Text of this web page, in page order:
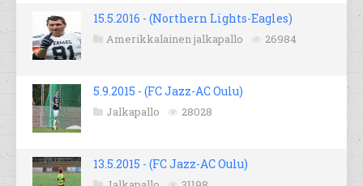
15.5.2016 - (Northern Lights-Eagles)
Amerikkalainen jalkapallo 26984
5.9.2015 - (FC Jazz-AC Oulu)
Jalkapallo 28028
13.5.2015 - (FC Jazz-AC Oulu)